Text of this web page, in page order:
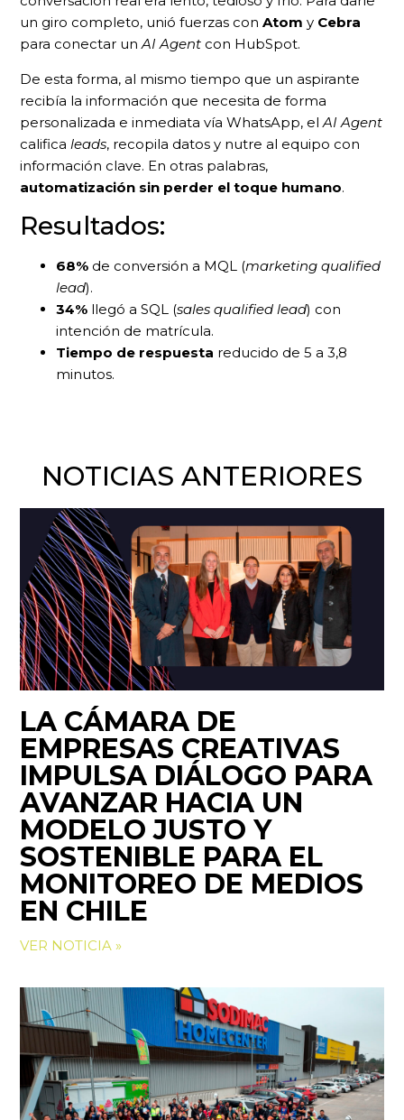
un giro completo, unió fuerzas con Atom y Cebra
para conectar unAI Agent con HubSpot.
De esta forma, al mismo tiempo que un aspirante
recibía la información que necesita de forma
personalizada e inmediata vía WhatsApp, el AI Agent
califica leads, recopila datos y nutre al equipo con
información clave. En otras palabras,
automatización sin perder el toque humano.
Resultados:
68% de conversión a MQL (marketing qualified
lead).
34% llegó a SQL (sales qualified lead) con
intención de matrícula.
Tiempo de respuesta reducido de 5 a 3,8
minutos.
NOTICIAS ANTERIORES
LA CÁMARA DE
EMPRESAS CREATIVAS
IMPULSA DIÁLOGO PARA
AVANZAR HACIA UN
MODELO JUSTO Y
SOSTENIBLE PARA EL
MONITOREO DE MEDIOS
EN CHILE
VER NOTICIA »